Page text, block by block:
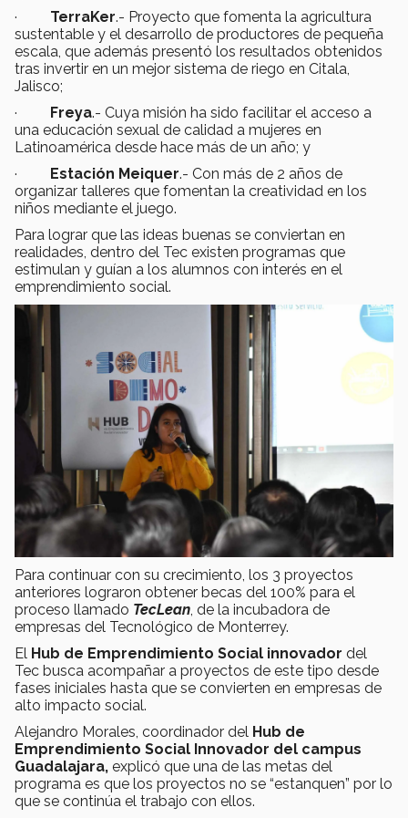
· TerraKer.- Proyecto que fomenta la agricultura
sustentable y el desarrollo de productores de pequeña
escala, que además presentó los resultados obtenidos
tras invertir en un mejor sistema de riego en Citala,
Jalisco;
· Freya.- Cuya misión ha sido facilitar el acceso a
una educación sexual de calidad a mujeres en
Latinoamérica desde hace más de un año; y
· Estación Meiquer.- Con más de 2 años de
organizar talleres que fomentan la creatividad en los
niños mediante el juego.
Para lograr que las ideas buenas se conviertan en
realidades, dentro del Tec existen programas que
estimulan y guían a los alumnos con interés en el
emprendimiento social.
Para continuar con su crecimiento, los 3 proyectos
anteriores lograron obtener becas del 100% para el
proceso llamado TecLean, de la incubadora de
empresas del Tecnológico de Monterrey.
El Hub de Emprendimiento Social innovador del
Tec busca acompañar a proyectos de este tipo desde
fases iniciales hasta que se convierten en empresas de
alto impacto social.
Alejandro Morales, coordinador del Hub de
Emprendimiento Social Innovador del campus
Guadalajara, explicó que una de las metas del
programa es que los proyectos no se “estanquen” por lo
que se continúa el trabajo con ellos.